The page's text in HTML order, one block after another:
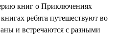
книг о Приключениях
ребята путешествуют во
и встречаются с разными